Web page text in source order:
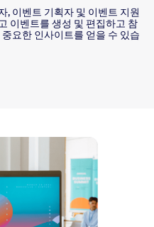
, 이벤트 기획자 및 이벤트 지원
이벤트를 생성 및 편집하고 참
요한 인사이트를 얻을 수 있습